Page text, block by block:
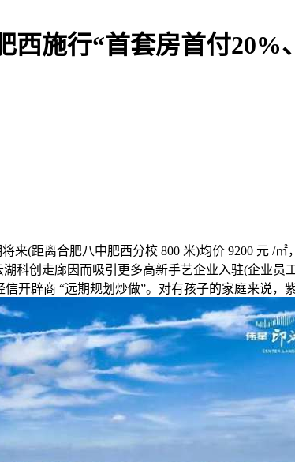
施行“首套房首付20%、
(距离合肥八中肥西分校 800 米)均价 9200 元 /
科创走廊因而吸引更多高新手艺企业入驻(企业
开辟商 “远期规划炒做”。对有孩子的家庭来说，